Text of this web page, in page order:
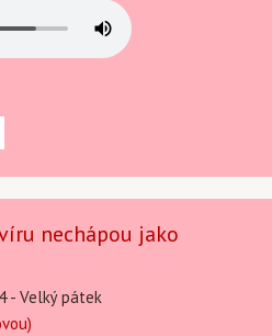
nechápou jako
- Velký pátek